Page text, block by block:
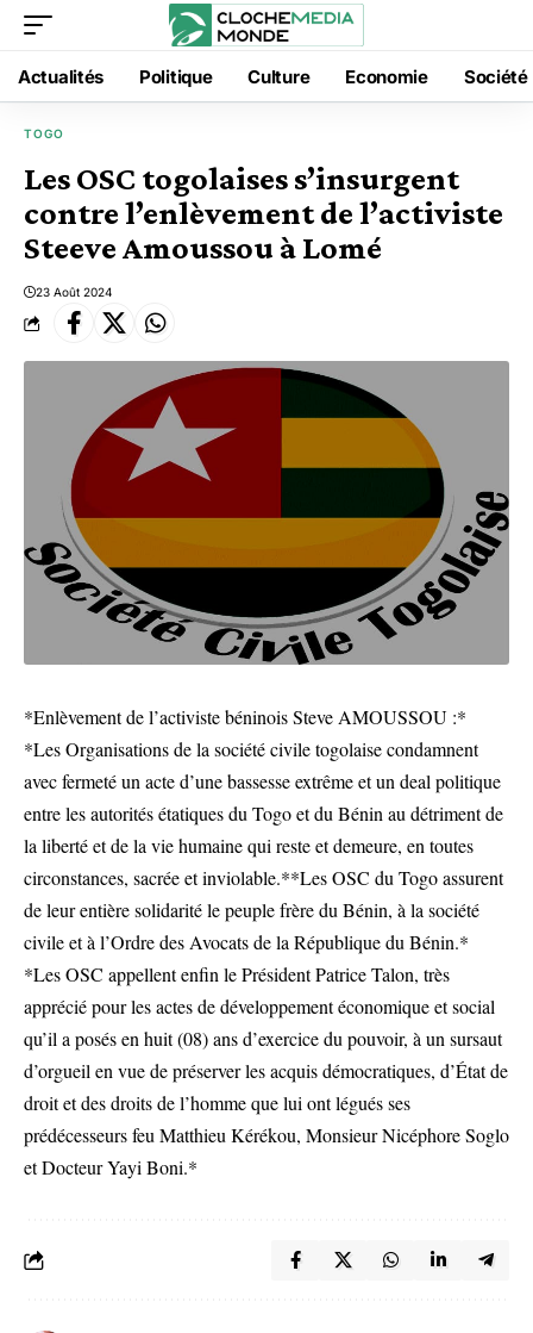
Actualités Politique Culture Economie Société
TOGO
Les OSC togolaises s’insurgent
contre l’enlèvement de l’activiste
Steeve Amoussou à Lomé
23 Août 2024
*Enlèvement de l’activiste béninois Steve AMOUSSOU :*
*Les Organisations de la société civile togolaise condamnent
avec fermeté un acte d’une bassesse extrême et un deal politique
entre les autorités étatiques du Togo et du Bénin au détriment de
la liberté et de la vie humaine qui reste et demeure, en toutes
circonstances, sacrée et inviolable.**Les OSC du Togo assurent
de leur entière solidarité le peuple frère du Bénin, à la société
civile et à l’Ordre des Avocats de la République du Bénin.*
*Les OSC appellent enfin le Président Patrice Talon, très
apprécié pour les actes de développement économique et social
qu’il a posés en huit (08) ans d’exercice du pouvoir, à un sursaut
d’orgueil en vue de préserver les acquis démocratiques, d’État de
droit et des droits de l’homme que lui ont légués ses
prédécesseurs feu Matthieu Kérékou, Monsieur Nicéphore Soglo
et Docteur Yayi Boni.*